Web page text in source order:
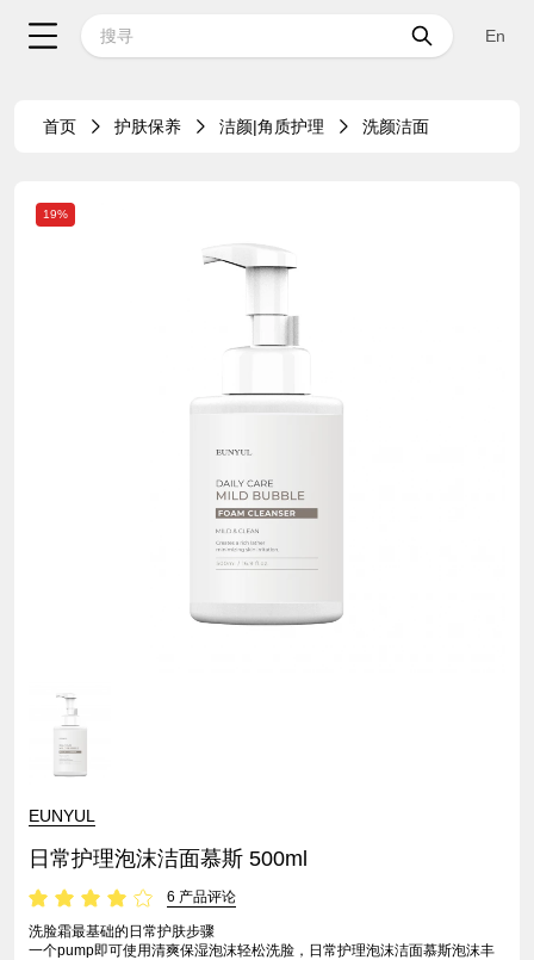
En
首页 护肤保养 洁颜|角质护理 洗颜洁面
19%
EUNYUL
日常护理泡沫洁面慕斯 500ml
6 产品评论
洗脸霜最基础的日常护肤步骤
一个pump即可使用清爽保湿泡沫轻松洗脸，日常护理泡沫洁面慕斯泡沫丰